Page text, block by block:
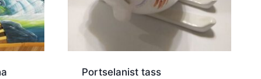
Portselanist tass